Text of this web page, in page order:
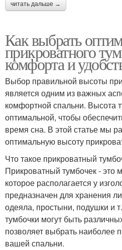
читать дальше →
Как выбрать
прикроватного
комфорта и
Выбор правильной высоты
является одним из важных
комфортной спальни. Высота
оптимальной, чтобы
время сна. В этой статье мы
оптимальную высоту
Что такое прикроватный
Прикроватный тумбочек - это
которое располагается у
предназначен для хранения
одеяла, простыни, подушки и
тумбочки могут быть
позволяет выбрать наиболее
вашей спальни.